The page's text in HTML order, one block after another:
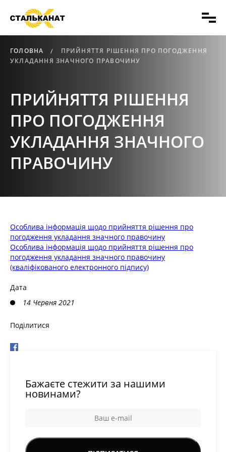
ГОЛОВНА
ПРИЙНЯТТЯ РІШЕННЯ ПРО ПОГОДЖЕННЯ
УКЛАДАННЯ ЗНАЧНОГО ПРАВОЧИНУ
ПРИЙНЯТТЯ РІШЕННЯ
ПРО ПОГОДЖЕННЯ
УКЛАДАННЯ ЗНАЧНОГО
ПРАВОЧИНУ
Особлива інформація щодо прийняття рішення про
погодження укладання значного правочину
Особлива інформація щодо прийняття рішення про
погодження укладання значного правочину
(кваліфікованого електронного підпису)
Дата
14 Червня 2021
Поділитися
Бажаєте стежити за нашими
новинами?